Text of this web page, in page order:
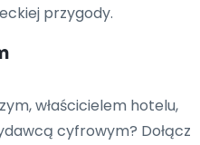
przygody.
właścicielem hotelu,
cyfrowym? Dołącz